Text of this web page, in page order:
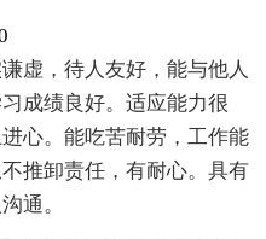
虚，待人友好，能与他人
成绩良好。适应能力很
心。能吃苦耐劳，工作能
推卸责任，有耐心。具有
通。